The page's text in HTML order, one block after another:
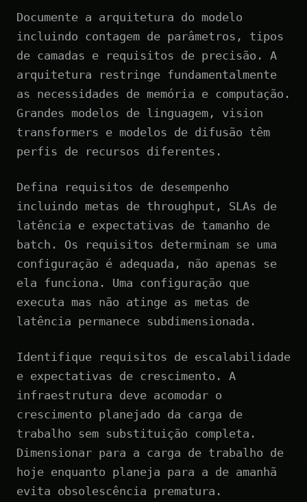
Documente a arquitetura do modelo
incluindo contagem de parâmetros, tipos
de camadas e requisitos de precisão. A
arquitetura restringe fundamentalmente
as necessidades de memória e computação.
Grandes modelos de linguagem, vision
transformers e modelos de difusão têm
perfis de recursos diferentes.
Defina requisitos de desempenho
incluindo metas de throughput, SLAs de
latência e expectativas de tamanho de
batch. Os requisitos determinam se uma
configuração é adequada, não apenas se
ela funciona. Uma configuração que
executa mas não atinge as metas de
latência permanece subdimensionada.
Identifique requisitos de escalabilidade
e expectativas de crescimento. A
infraestrutura deve acomodar o
crescimento planejado da carga de
trabalho sem substituição completa.
Dimensionar para a carga de trabalho de
hoje enquanto planeja para a de amanhã
evita obsolescência prematura.